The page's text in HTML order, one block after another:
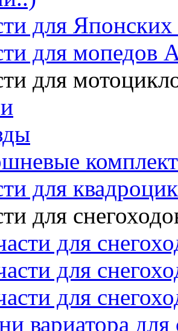
для Японских
для мопедов
для
для
для
для
для
для
вариатора для